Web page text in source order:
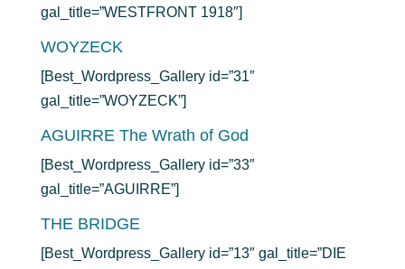
gal_title=”WESTFRONT 1918″]
WOYZECK
[Best_Wordpress_Gallery id=”31″
gal_title=”WOYZECK”]
AGUIRRE The Wrath of God
[Best_Wordpress_Gallery id=”33″
gal_title=”AGUIRRE”]
THE BRIDGE
[Best_Wordpress_Gallery id=”13″ gal_title=”DIE